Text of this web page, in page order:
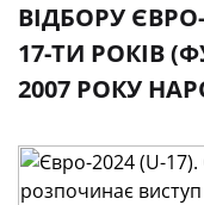
ВІДБОРУ
17-ТИ РОКІВ
2007 РОКУ